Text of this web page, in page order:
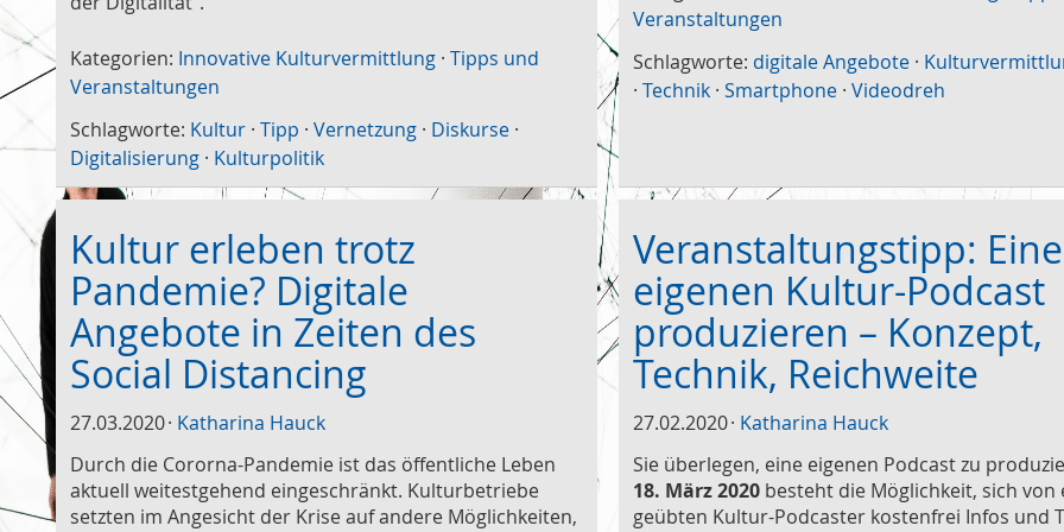
Kategorien: Innovative Kulturvermittlung · Tipps und
Veranstaltungen
Schlagworte: Kultur · Tipp · Vernetzung · Diskurse ·
Digitalisierung · Kulturpolitik
Veranstaltungen
Schlagworte: digitale Angebote ·
·Technik ·Smartphone ·Videodreh
Kultur erleben trotz
Pandemie? Digitale
Angebote in Zeiten des
Social Distancing
27.03.2020 Katharina Hauck
Durch die Cororna-Pandemie ist das öffentliche Leben
aktuell weitestgehend eingeschränkt. Kulturbetriebe
setzten im Angesicht der Krise auf andere Möglichkeiten,
Veranstaltungstipp:
eigenen Kultur-Podcast
produzieren – Konzept,
Technik, Reichweite
27.02.2020 Katharina Hauck
Sie überlegen, eine eigenen Podcast zu
18. März 2020 besteht die Möglichkeit, sich von
geübten Kultur-Podcaster kostenfrei Infos und